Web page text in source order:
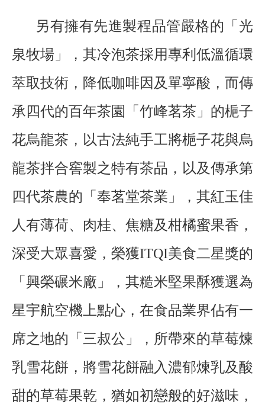
另有擁有先進製程品管嚴格的「光
泉牧場」，其冷泡茶採用專利低溫循環
萃取技術，降低咖啡因及單寧酸，而傳
承四代的百年茶園「竹峰茗茶」的梔子
花烏龍茶，以古法純手工將梔子花與烏
龍茶拌合窖製之特有茶品，以及傳承第
四代茶農的「奉茗堂茶業」，其紅玉佳
人有薄荷、肉桂、焦糖及柑橘蜜果香，
深受大眾喜愛，榮獲ITQI美食二星獎的
「興榮碾米廠」，其糙米堅果酥獲選為
星宇航空機上點心，在食品業界佔有一
席之地的「三叔公」，所帶來的草莓煉
乳雪花餅，將雪花餅融入濃郁煉乳及酸
甜的草莓果乾，猶如初戀般的好滋味，